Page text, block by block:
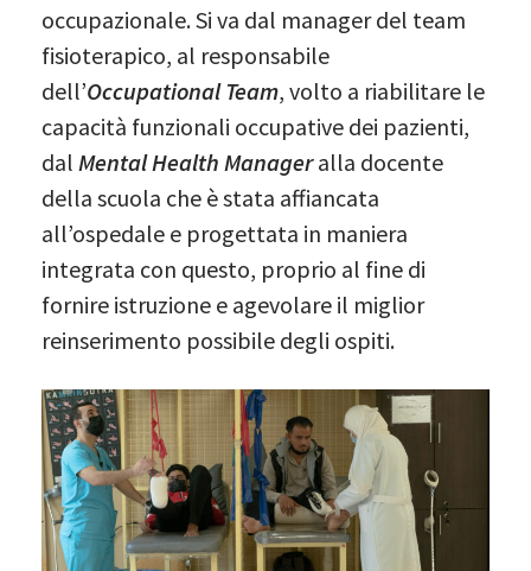
occupazionale. Si va dal manager del team
fisioterapico, al responsabile
dell’Occupational Team, volto a riabilitare le
capacità funzionali occupative dei pazienti,
dal Mental Health Manageralla docente
della scuola che è stata affiancata
all’ospedale e progettata in maniera
integrata con questo, proprio al fine di
fornire istruzione e agevolare il miglior
reinserimento possibile degli ospiti.